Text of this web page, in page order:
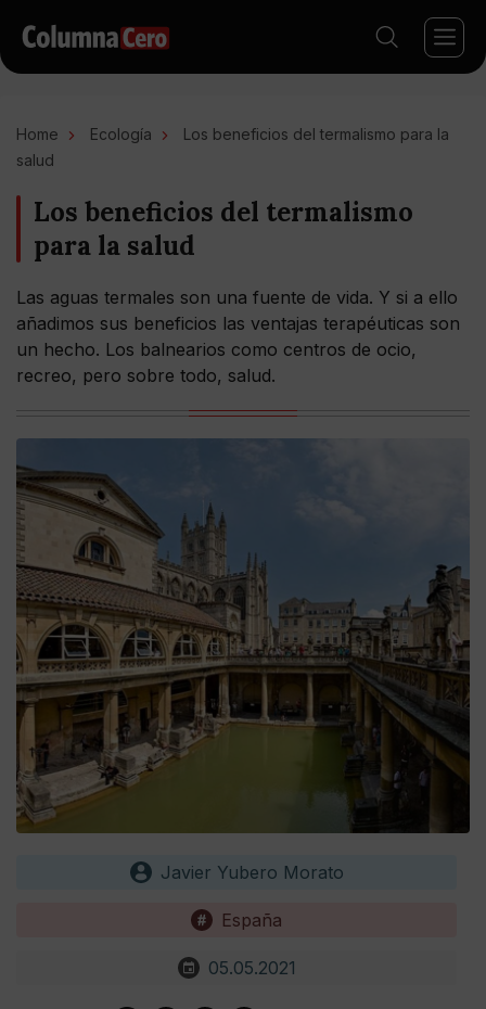
Home Ecología
Los beneficios del termalismo para la
salud
Los beneficios del termalismo
para la salud
Las aguas termales son una fuente de vida. Y si a ello
añadimos sus beneficios las ventajas terapéuticas son
un hecho. Los balnearios como centros de ocio,
recreo, pero sobre todo, salud.
Javier Yubero Morato
España
05.05.2021